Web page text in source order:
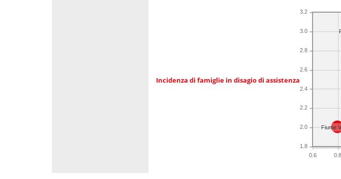
Incidenza di famiglie in disagio di assistenza
0.6 0.8
1.8
2.0
2.2
2.4
2.6
2.8
3.0
3.2
Fiume